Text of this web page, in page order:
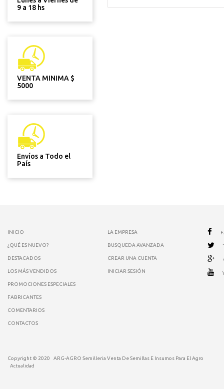
9 a 18 hs
VENTA MINIMA $
5000
Envíos a Todo el
País
INICIO
¿QUÉ ES NUEVO?
DESTACADOS
LOS MÁS VENDIDOS
PROMOCIONES ESPECIALES
FABRICANTES
COMENTARIOS
CONTACTOS
LA EMPRESA
BUSQUEDA AVANZADA
CREAR UNA CUENTA
INICIAR SESIÓN
Copyright © 2020
ARG-AGRO Semilleria Venta De Semillas E Insumos Para El Agro
Actualidad